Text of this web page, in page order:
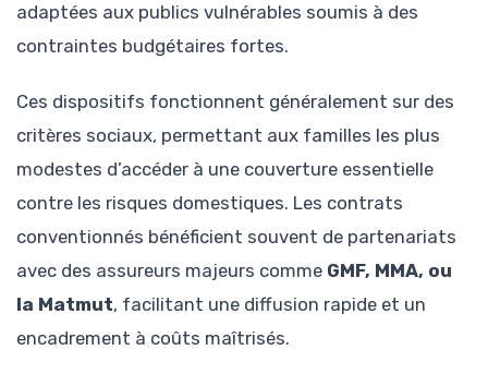
adaptées aux publics vulnérables soumis à des
contraintes budgétaires fortes.
Ces dispositifs fonctionnent généralement sur des
critères sociaux, permettant aux familles les plus
modestes d’accéder à une couverture essentielle
contre les risques domestiques. Les contrats
conventionnés bénéficient souvent de partenariats
avec des assureurs majeurs comme GMF, MMA, ou
la Matmut, facilitant une diffusion rapide et un
encadrement à coûts maîtrisés.